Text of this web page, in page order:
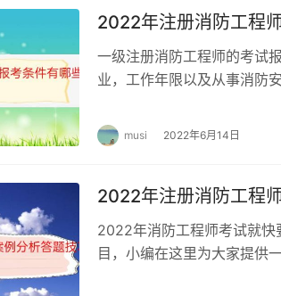
2022年注册消防工程
一级注册消防工程师的考试
业，工作年限以及从事消防
musi 2022年6月14日
2022年注册消防工程
2022年消防工程师考试就快
目，小编在这里为大家提供